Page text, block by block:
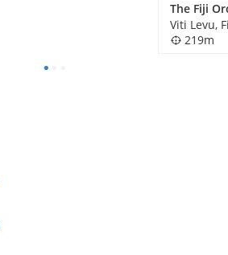
Viti Levu,
219m